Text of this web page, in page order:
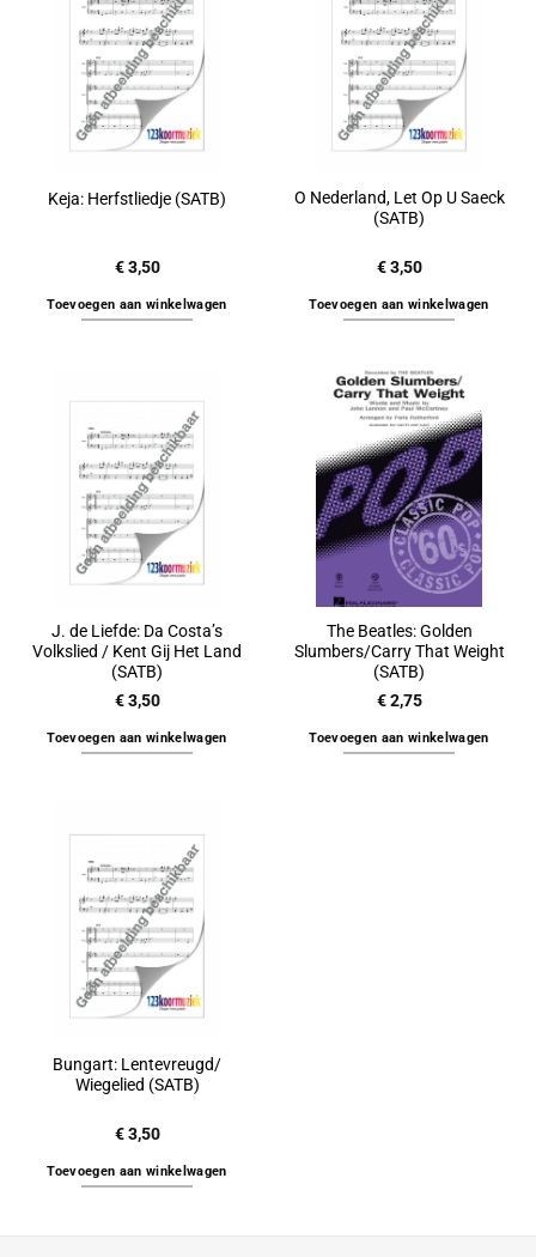
Keja: Herfstliedje (SATB)
€3,50
Toevoegen aan winkelwagen
O Nederland, Let Op U Saeck
(SATB)
€3,50
Toevoegen aan winkelwagen
J. de Liefde: Da Costa’s
Volkslied / Kent Gij Het Land
(SATB)
€3,50
Toevoegen aan winkelwagen
The Beatles: Golden
Slumbers/Carry That Weight
(SATB)
€2,75
Toevoegen aan winkelwagen
Bungart: Lentevreugd/
Wiegelied (SATB)
€3,50
Toevoegen aan winkelwagen